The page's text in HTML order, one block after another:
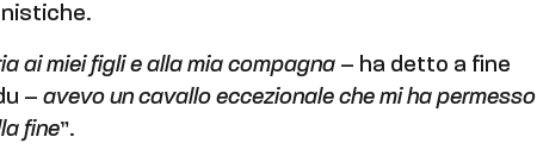
ai miei figli e alla mia compagna – ha detto a fine
–avevo un cavallo eccezionale che mi ha permesso
fine”.